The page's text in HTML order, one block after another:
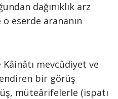
dağınıklık arz
eserde arananın
mevcûdiyet ve
bir görüş
müteârifelerle (ispatı